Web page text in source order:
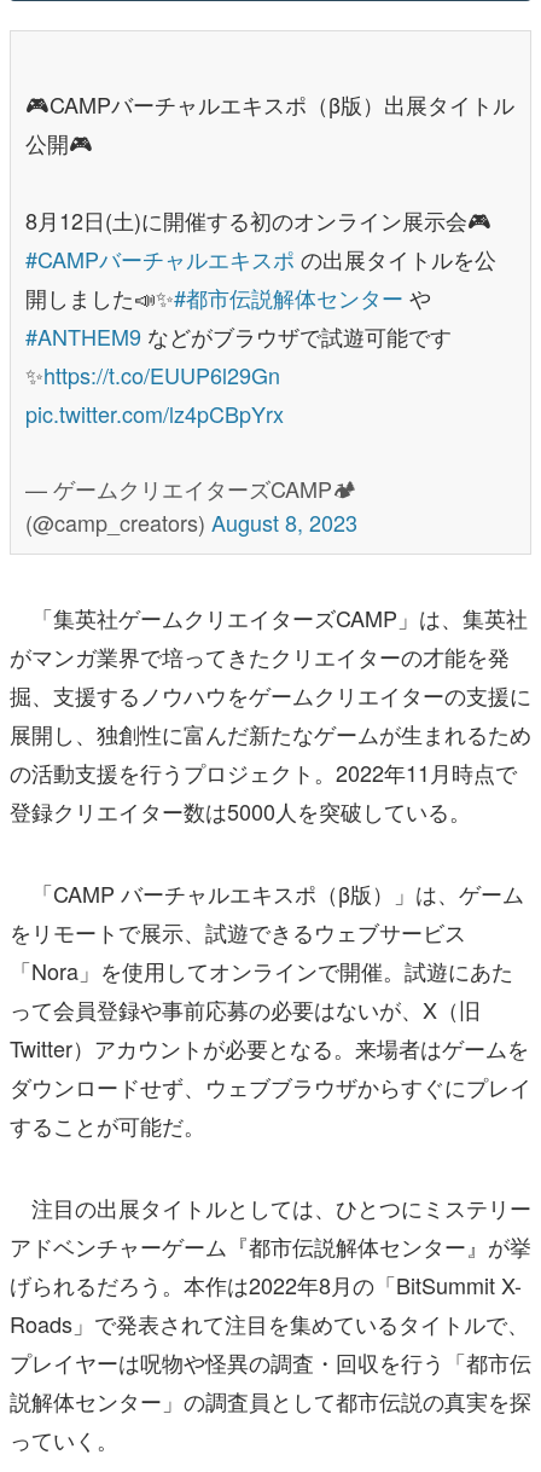
🎮CAMPバーチャルエキスポ（β版）出展タイトル
公開🎮
8月12日(土)に開催する初のオンライン展示会🎮
#CAMPバーチャルエキスポ の出展タイトルを公
開しました📣✨#都市伝説解体センター や
#ANTHEM9 などがブラウザで試遊可能です
✨https://t.co/EUUP6l29Gn
pic.twitter.com/lz4pCBpYrx
— ゲームクリエイターズCAMP🏕
(@camp_creators) August 8, 2023
「集英社ゲームクリエイターズCAMP」は、集英社
がマンガ業界で培ってきたクリエイターの才能を発
掘、支援するノウハウをゲームクリエイターの支援に
展開し、独創性に富んだ新たなゲームが生まれるため
の活動支援を行うプロジェクト。2022年11月時点で
登録クリエイター数は5000人を突破している。
「CAMP バーチャルエキスポ（β版）」は、ゲーム
をリモートで展示、試遊できるウェブサービス
「Nora」を使用してオンラインで開催。試遊にあた
って会員登録や事前応募の必要はないが、X（旧
Twitter）アカウントが必要となる。来場者はゲームを
ダウンロードせず、ウェブブラウザからすぐにプレイ
することが可能だ。
注目の出展タイトルとしては、ひとつにミステリー
アドベンチャーゲーム『都市伝説解体センター』が挙
げられるだろう。本作は2022年8月の「BitSummit X-
Roads」で発表されて注目を集めているタイトルで、
プレイヤーは呪物や怪異の調査・回収を行う「都市伝
説解体センター」の調査員として都市伝説の真実を探
っていく。